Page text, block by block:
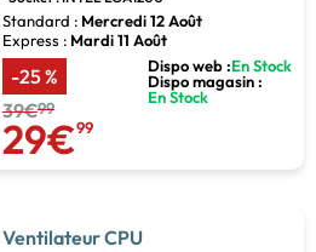
Standard : Mercredi 12 Août
Express : Mardi 11 Août
-25 %
39€99
29€99
Dispo web :En Stock
Dispo magasin :
En Stock
Ventilateur CPU